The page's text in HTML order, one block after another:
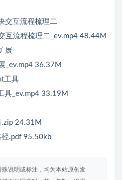
交互流程梳理二
互流程梳理二_ev.mp4 48.44M
展
_ev.mp4 36.37M
工具
具_ev.mp4 33.19M
.zip 24.31M
.pdf 95.50kb
说明或标注，均为本站原创发